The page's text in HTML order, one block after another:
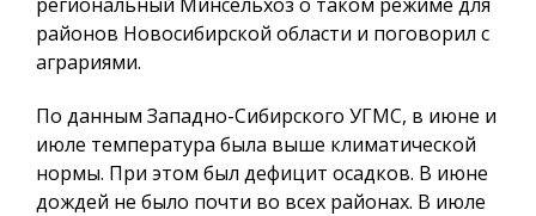
районов Новосибирской области и поговорил с
аграриями.
По данным Западно-Сибирского УГМС, в июне и
июле температура была выше климатической
нормы. При этом был дефицит осадков. В июне
дождей не было почти во всех районах. В июле